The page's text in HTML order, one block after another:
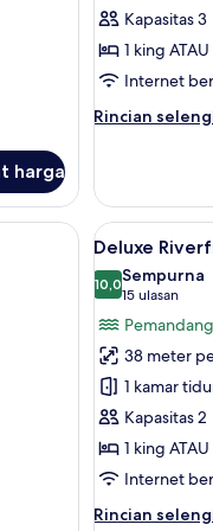
harga
Kapasitas 3
1 king
Internet
Rincian
Rincian
Junior
Suite
| Seprai premium, selimut
Lihat
semua
foto
untuk
Deluxe
Riverfront
Room
7
Deluxe
10,010,0 dari 10
Sempurna
15 ulasan
(15
ulasan)
38 meter
1 kamar
Kapasitas 2
1 king
Internet
Rincian
Rincian